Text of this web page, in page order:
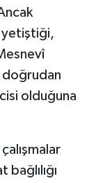
yetiştiği,
olduğuna